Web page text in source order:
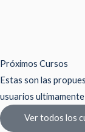
Próximos Cursos
Estas son las
usuarios ultimamente
Ver todos los